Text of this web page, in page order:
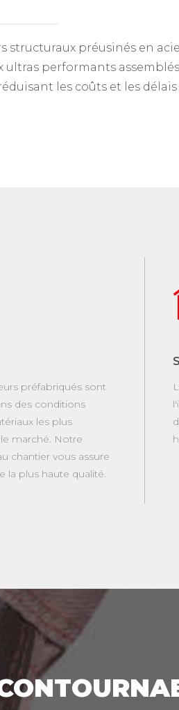
structuraux préusinés en
performants
les coûts et les
préfabriqués sont
des conditions
les plus
marché. Notre
chantier vous assure
la plus haute qualité.